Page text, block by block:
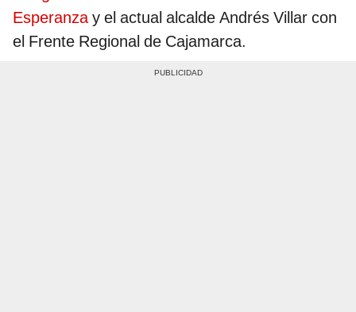
Esperanzay el actual alcalde Andrés Villar con
el Frente Regional de Cajamarca.